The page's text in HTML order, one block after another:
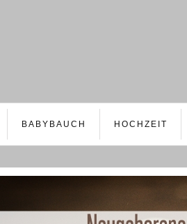
BABYBAUCH HOCHZEIT